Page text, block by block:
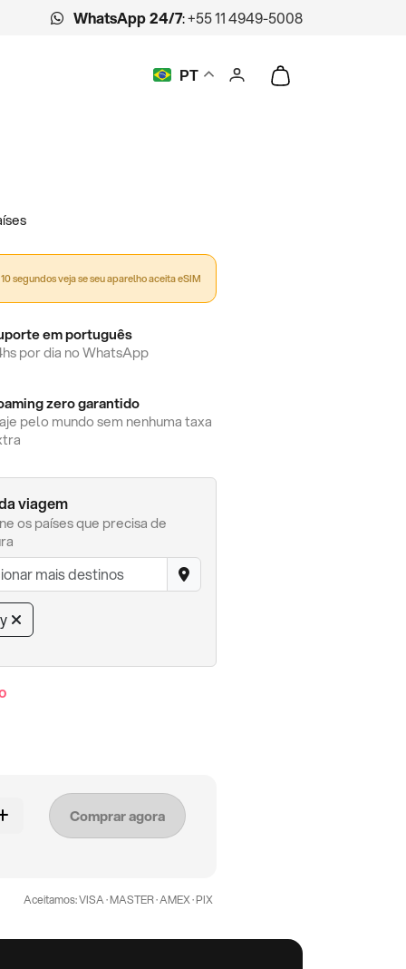
WhatsApp 24/7:+55 11 4949-5008
PT
segundos veja se seu aparelho aceita eSIM
em português
por dia no WhatsApp
zero garantido
pelo mundo sem nenhuma taxa
viagem
os países que precisa de
Comprar agora
Aceitamos: VISA · MASTER · AMEX · PIX